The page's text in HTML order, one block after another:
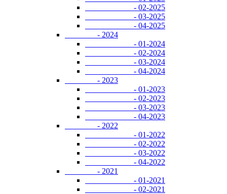
- 02-2025
- 03-2025
- 04-2025
- 2024
- 01-2024
- 02-2024
- 03-2024
- 04-2024
- 2023
- 01-2023
- 02-2023
- 03-2023
- 04-2023
- 2022
- 01-2022
- 02-2022
- 03-2022
- 04-2022
- 2021
- 01-2021
- 02-2021